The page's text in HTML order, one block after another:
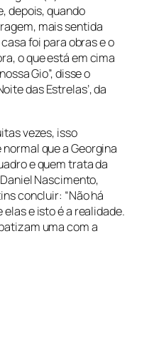
depois, quando
mais sentida
foi para obras e o
o que está em cima
Gio”, disse o
das Estrelas’, da
vezes, isso
que a Georgina
e quem trata da
Nascimento,
concluir: “Não há
e isto é a realidade.
uma com a